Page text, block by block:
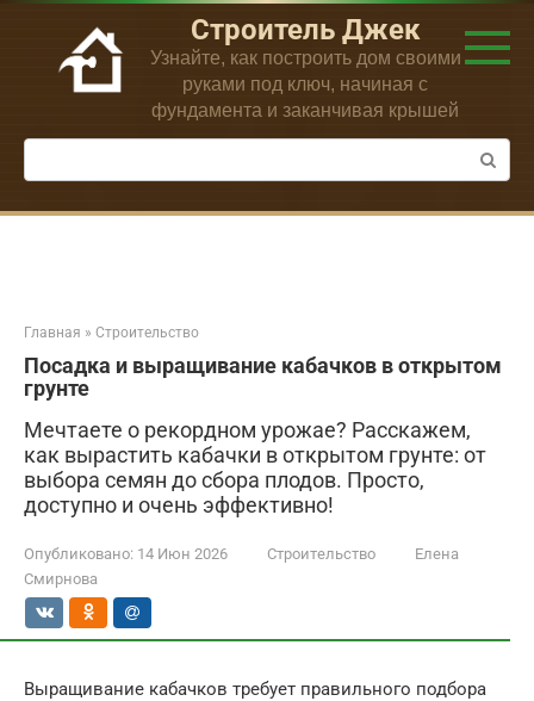
Перейти
контенту
Строитель Джек
Узнайте, как построить дом своими
руками под ключ, начиная с
фундамента и заканчивая крышей
Поиск:
Главная » Строительство
Посадка и выращивание кабачков в открытом
грунте
Мечтаете о рекордном урожае? Расскажем,
как вырастить кабачки в открытом грунте: от
выбора семян до сбора плодов. Просто,
доступно и очень эффективно!
Опубликовано: 14 Июн 2026 Строительство
Елена
Смирнова
Выращивание кабачков требует правильного подбора